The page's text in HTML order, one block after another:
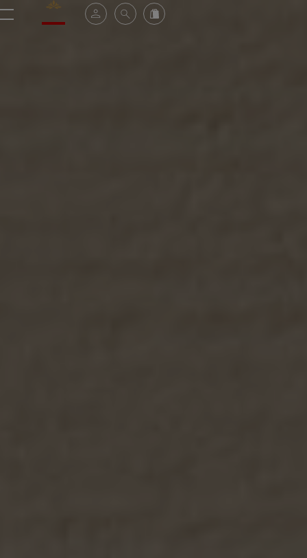
Valrhona - Imaginons le meilleur du chocolat
Espace clientRechercheCommandez en ligne